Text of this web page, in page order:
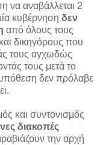
να αναβάλλεται 2
κυβέρνηση δεν
από όλους τους
δικηγόρους που
τους αγχωδώς
τους μετά το
υπόθεση δεν πρόλαβε
και συντονισμός
διακοπές
την αρχή